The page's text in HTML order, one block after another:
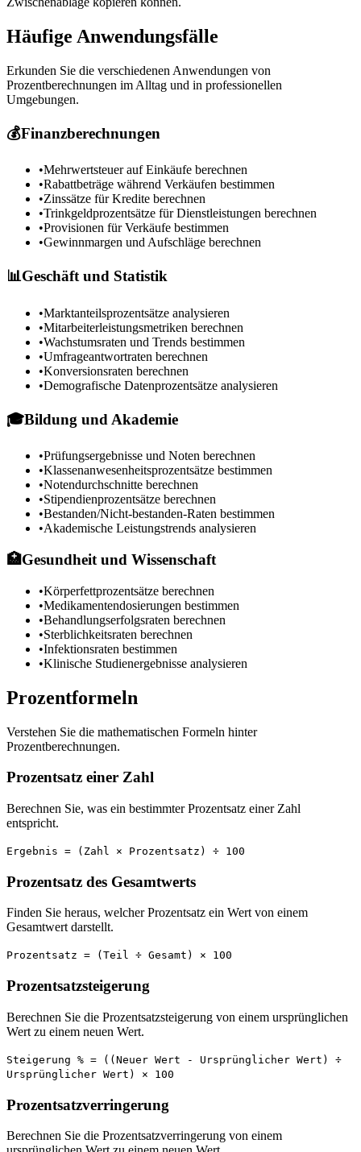
Häufige Anwendungsfälle
Erkunden Sie die verschiedenen Anwendungen von
Prozentberechnungen im Alltag und in professionellen
Umgebungen.
💰Finanzberechnungen
•Mehrwertsteuer auf Einkäufe berechnen
•Rabattbeträge während Verkäufen bestimmen
•Zinssätze für Kredite berechnen
•Trinkgeldprozentsätze für Dienstleistungen berechnen
•Provisionen für Verkäufe bestimmen
•Gewinnmargen und Aufschläge berechnen
📊Geschäft und Statistik
•Marktanteilsprozentsätze analysieren
•Mitarbeiterleistungsmetriken berechnen
•Wachstumsraten und Trends bestimmen
•Umfrageantwortraten berechnen
•Konversionsraten berechnen
•Demografische Datenprozentsätze analysieren
🎓Bildung und Akademie
•Prüfungsergebnisse und Noten berechnen
•Klassenanwesenheitsprozentsätze bestimmen
•Notendurchschnitte berechnen
•Stipendienprozentsätze berechnen
•Bestanden/Nicht-bestanden-Raten bestimmen
•Akademische Leistungstrends analysieren
🏥Gesundheit und Wissenschaft
•Körperfettprozentsätze berechnen
•Medikamentendosierungen bestimmen
•Behandlungserfolgsraten berechnen
•Sterblichkeitsraten berechnen
•Infektionsraten bestimmen
•Klinische Studienergebnisse analysieren
Prozentformeln
Verstehen Sie die mathematischen Formeln hinter
Prozentberechnungen.
Prozentsatz einer Zahl
Berechnen Sie, was ein bestimmter Prozentsatz einer Zahl
entspricht.
Ergebnis = (Zahl × Prozentsatz) ÷ 100
Prozentsatz des Gesamtwerts
Finden Sie heraus, welcher Prozentsatz ein Wert von einem
Gesamtwert darstellt.
Prozentsatz = (Teil ÷ Gesamt) × 100
Prozentsatzsteigerung
Berechnen Sie die Prozentsatzsteigerung von einem ursprünglichen
Wert zu einem neuen Wert.
Steigerung % = ((Neuer Wert - Ursprünglicher Wert) ÷
Ursprünglicher Wert) × 100
Prozentsatzverringerung
Berechnen Sie die Prozentsatzverringerung von einem